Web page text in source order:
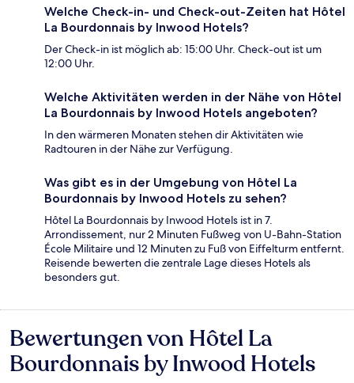
Welche Check-in- und Check-out-Zeiten hat Hôtel
La Bourdonnais by Inwood Hotels?
Der Check-in ist möglich ab: 15:00 Uhr. Check-out ist um
12:00 Uhr.
Welche Aktivitäten werden in der Nähe von Hôtel
La Bourdonnais by Inwood Hotels angeboten?
In den wärmeren Monaten stehen dir Aktivitäten wie
Radtouren in der Nähe zur Verfügung.
Was gibt es in der Umgebung von Hôtel La
Bourdonnais by Inwood Hotels zu sehen?
Hôtel La Bourdonnais by Inwood Hotels ist in 7.
Arrondissement, nur 2 Minuten Fußweg von U-Bahn-Station
École Militaire und 12 Minuten zu Fuß von Eiffelturm entfernt.
Reisende bewerten die zentrale Lage dieses Hotels als
besonders gut.
Bewertungen
Bewertungen von Hôtel La
Bourdonnais by Inwood Hotels